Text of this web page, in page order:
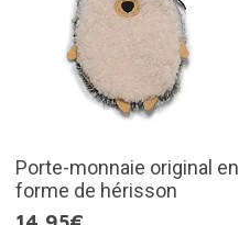
Porte-monnaie original en
forme de hérisson